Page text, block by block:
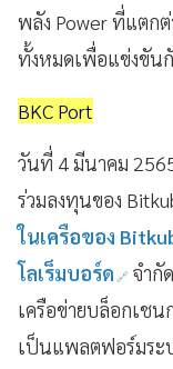
พลัง Power ที่แตก
ทั้งหมดเพื่อแข่งขัน
BKC Port
วันที่ 4 มีนาคม
ร่วมลงทุนของ
ในเครือของ
โลเร็มบอร์ด จำกั
เครือข่ายบล็อกเช
เป็นแพลตฟอร์มระ